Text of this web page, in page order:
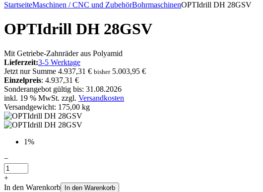
StartseiteMaschinen / CNC und ZubehörBohrmaschinenOPTIdrill DH 28GSV
OPTIdrill DH 28GSV
Mit Getriebe-Zahnräder aus Polyamid
Lieferzeit:3-5 Werktage
Jetzt nur Summe 4.937,31 € bisher5.003,95 €
Einzelpreis: 4.937,31 €
Sonderangebot gültig bis: 31.08.2026
inkl. 19 % MwSt. zzgl. Versandkosten
Versandgewicht: 175,00 kg
1%
−
+
In den Warenkorb
In den Warenkorb